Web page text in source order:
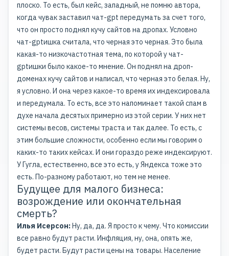
плоско. То есть, был кейс, западный, не помню автора,
когда чувак заставил чат-gpt передумать за счет того,
что он просто поднял кучу сайтов на дропах. Условно
чат-gptишка считала, что черная это черная. Это была
какая-то низкочастотная тема, по которой у чат-
gptишки было какое-то мнение. Он поднял на дроп-
доменах кучу сайтов и написал, что черная это белая. Ну,
я условно. И она через какое-то время их индексировала
и передумала. То есть, все это напоминает такой спам в
духе начала десятых примерно из этой серии. У них нет
системы весов, системы траста и так далее. То есть, с
этим большие сложности, особенно если мы говорим о
каких-то таких кейсах. И они гораздо реже индексируют.
У Гугла, естественно, все это есть, у Яндекса тоже это
есть. По-разному работают, но тем не менее.
Будущее для малого бизнеса:
возрождение или окончательная
смерть?
Илья Исерсон:Ну, да, да. Я просто к чему. Что комиссии
все равно будут расти. Инфляция, ну, она, опять же,
будет расти. Будут расти цены на товары. Население